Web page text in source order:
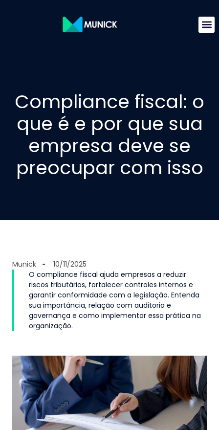
Compliance fiscal: o
que é e por que sua
empresa deve se
preocupar com isso
Munick
10/11/2025
O compliance fiscal ajuda empresas a reduzir
riscos tributários, fortalecer controles internos e
garantir conformidade com a legislação. Entenda
sua importância, relação com auditoria e
governança e como implementar essa prática na
organização.